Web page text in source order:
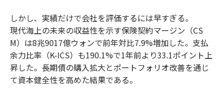
しかし、実績だけで会社を評価するには早すぎる。
現代海上の未来の収益性を示す保険契約マージン（CS
M）は8兆9017億ウォンで前年対比7.9%増加した。支払
余力比率（K-ICS）も190.1%で1年前より33.1ポイント上
昇した。長期債の購入拡大とポートフォリオ改善を通じ
て資本健全性を高めた結果である。